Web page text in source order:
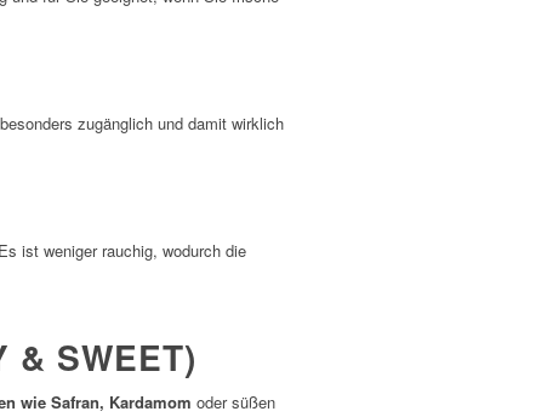
zugänglich und damit wirklich
ist weniger rauchig, wodurch die
& SWEET)
wie Safran, Kardamom oder süßen